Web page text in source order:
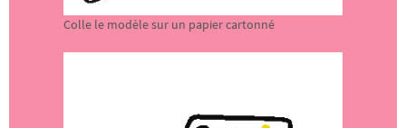
Colle le modèle sur un papier cartonné